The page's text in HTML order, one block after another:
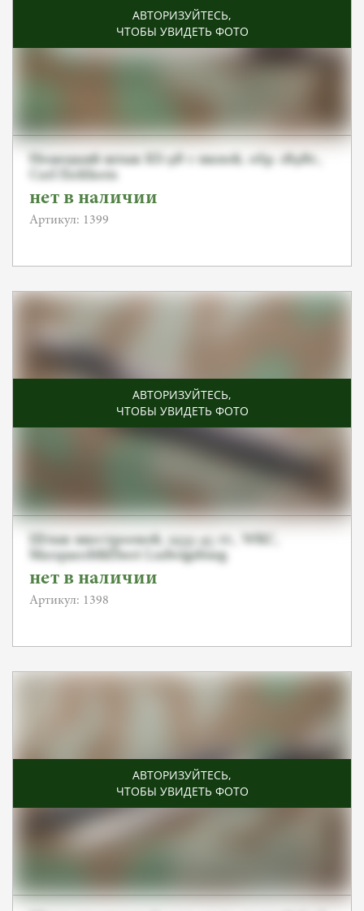
АВТОРИЗУЙТЕСЬ,
ЧТОБЫ УВИДЕТЬ ФОТО
Немецкий штык KS-98 с пилой, обр. 1898г.,
Carl Eickhorn
нет в наличии
Артикул: 1399
АВТОРИЗУЙТЕСЬ,
ЧТОБЫ УВИДЕТЬ ФОТО
Штык внестроевой, 1933-45 гг., WKC,
Marquardt&Ebert Ludwigsburg
нет в наличии
Артикул: 1398
АВТОРИЗУЙТЕСЬ,
ЧТОБЫ УВИДЕТЬ ФОТО